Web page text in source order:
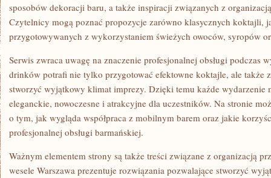
sposobów dekoracji baru, a także inspiracji związanych z
Czytelnicy mogą poznać propozycje zarówno klasycznych koktajli,
przygotowywanych z wykorzystaniem świeżych owoców, syropów
Serwis zwraca uwagę na znaczenie profesjonalnej obsługi podczas
drinków potrafi nie tylko przygotować efektowne koktajle, ale także
stworzyć wyjątkowy klimat imprezy. Dzięki temu każde wydarzenie
eleganckie, nowoczesne i atrakcyjne dla uczestników. Na stronie
o tym, jak wygląda współpraca z mobilnym barem oraz jakie
profesjonalnej obsługi barmańskiej.
Ważnym elementem strony są także treści związane z organizacją
wesele Warszawa prezentuje rozwiązania pozwalające stworzyć